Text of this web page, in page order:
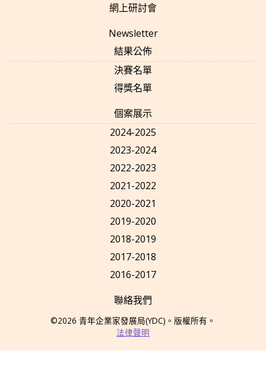
網上研討會
Newsletter
結果公佈
決賽名單
得獎名單
個案展示
2024-2025
2023-2024
2022-2023
2021-2022
2020-2021
2019-2020
2018-2019
2017-2018
2016-2017
聯絡我們
©2026 青年企業家發展局(YDC) 。版權所有。
法律聲明